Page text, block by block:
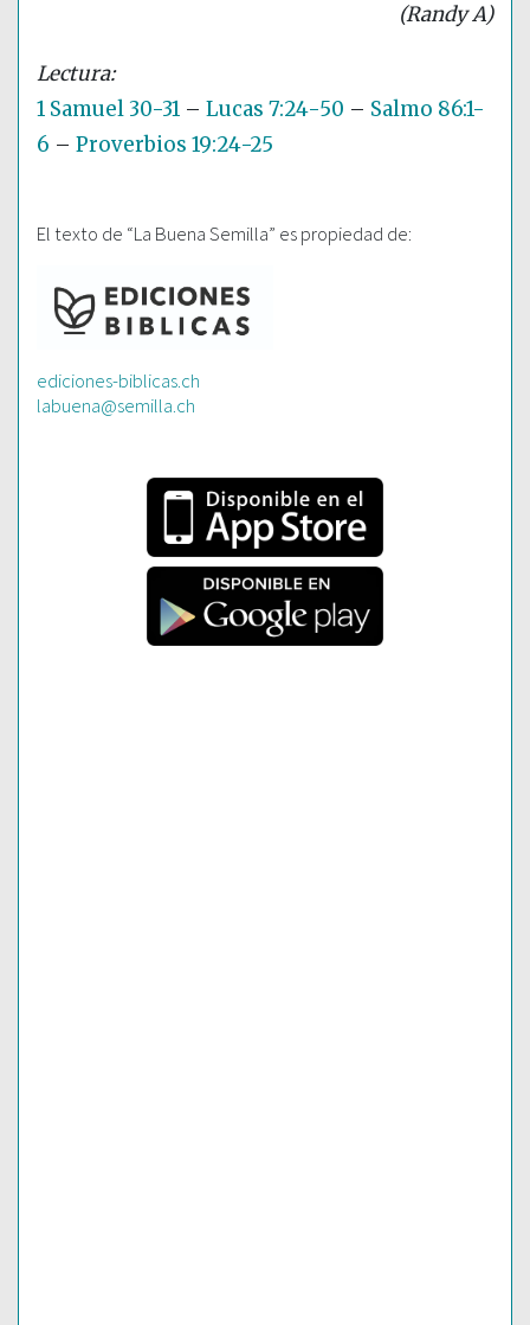
(Randy A)
1 Samuel 30-31 – Lucas 7:24-50 – Salmo 86:1-
6 – Proverbios 19:24-25
El texto de “La Buena Semilla” es propiedad de:
ediciones-biblicas.ch
labuena@semilla.ch